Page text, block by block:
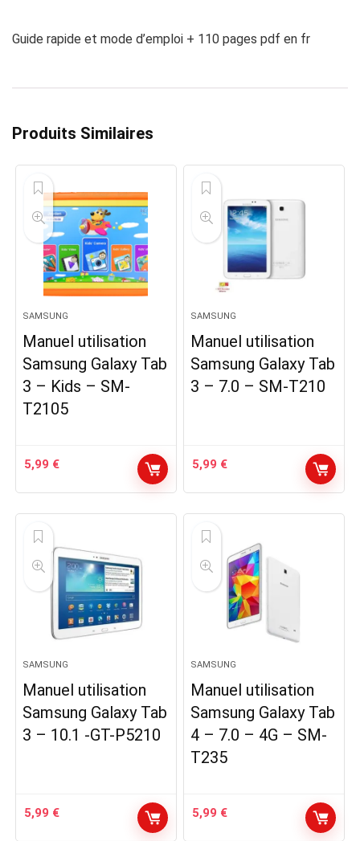
Guide rapide et mode d’emploi + 110 pages pdf en fr
Produits Similaires
SAMSUNG
Manuel utilisation
Samsung Galaxy Tab
3 – Kids – SM-
T2105
5,99 €
SAMSUNG
Manuel utilisation
Samsung Galaxy Tab
3 – 7.0 – SM-T210
5,99 €
SAMSUNG
Manuel utilisation
Samsung Galaxy Tab
3 – 10.1 -GT-P5210
5,99 €
SAMSUNG
Manuel utilisation
Samsung Galaxy Tab
4 – 7.0 – 4G – SM-
T235
5,99 €